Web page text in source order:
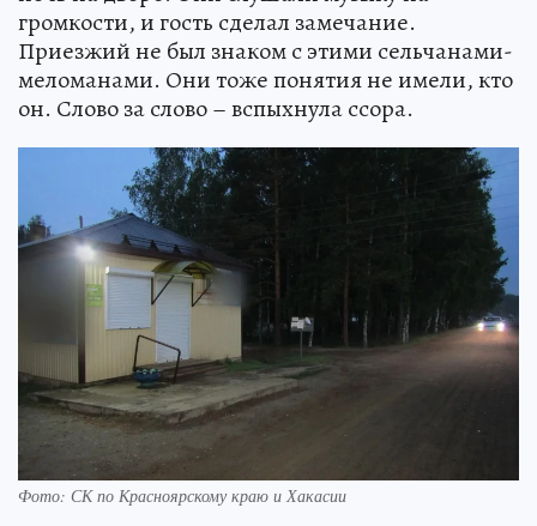
громкости, и гость сделал замечание.
Приезжий не был знаком с этими сельчанами-
меломанами. Они тоже понятия не имели, кто
он. Слово за слово – вспыхнула ссора.
Фото: СК по Красноярскому краю и Хакасии